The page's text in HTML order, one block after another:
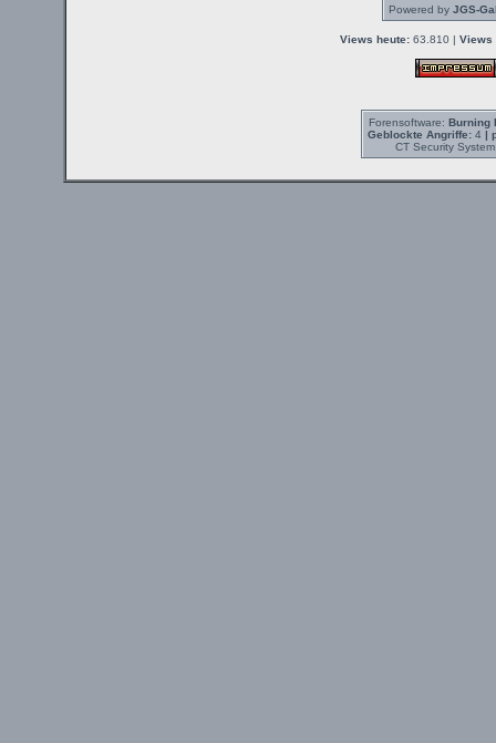
Powered by JGS-
Views heute: 63.810 | Views
Forensoftware: Burning
Geblockte Angriffe:4 |
CT Security